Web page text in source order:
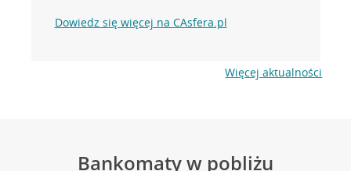
Dowiedz się więcej na CAsfera.pl
Więcej aktualności
Bankomaty w pobliżu